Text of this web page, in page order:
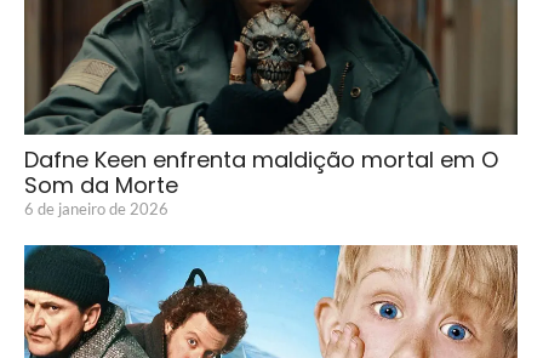
Dafne Keen enfrenta maldição mortal em O
Som da Morte
6 de janeiro de 2026